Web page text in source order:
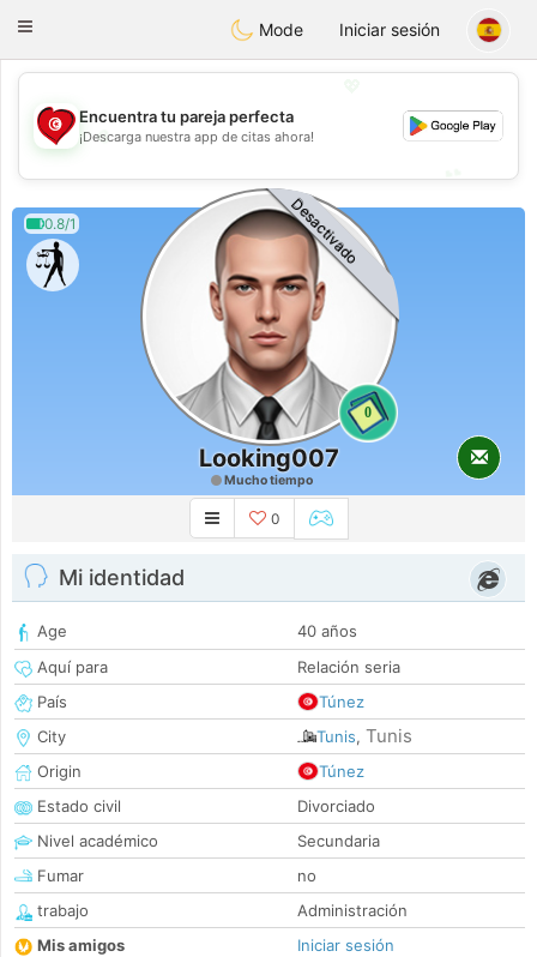
Tunisia Dating
Toggle
Mode Iniciar sesión
💖
💕
Encuentra tu pareja perfecta
¡Descarga nuestra app de citas ahora!
0.8/1
0
Desactivado
Looking007
Mucho tiempo
0
Mi identidad
Age
40 años
Aquí para
Relación seria
País
Túnez
City
Tunis, Tunis
Origin
Túnez
Estado civil
Divorciado
Nivel académico
Secundaria
Fumar
no
trabajo
Administración
Mis amigos
Iniciar sesión